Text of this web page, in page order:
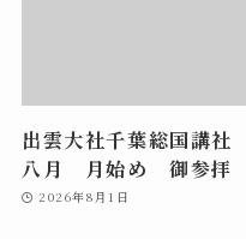
出雲大社千葉総国講社
八月 月始め 御参拝
2026年8月1日